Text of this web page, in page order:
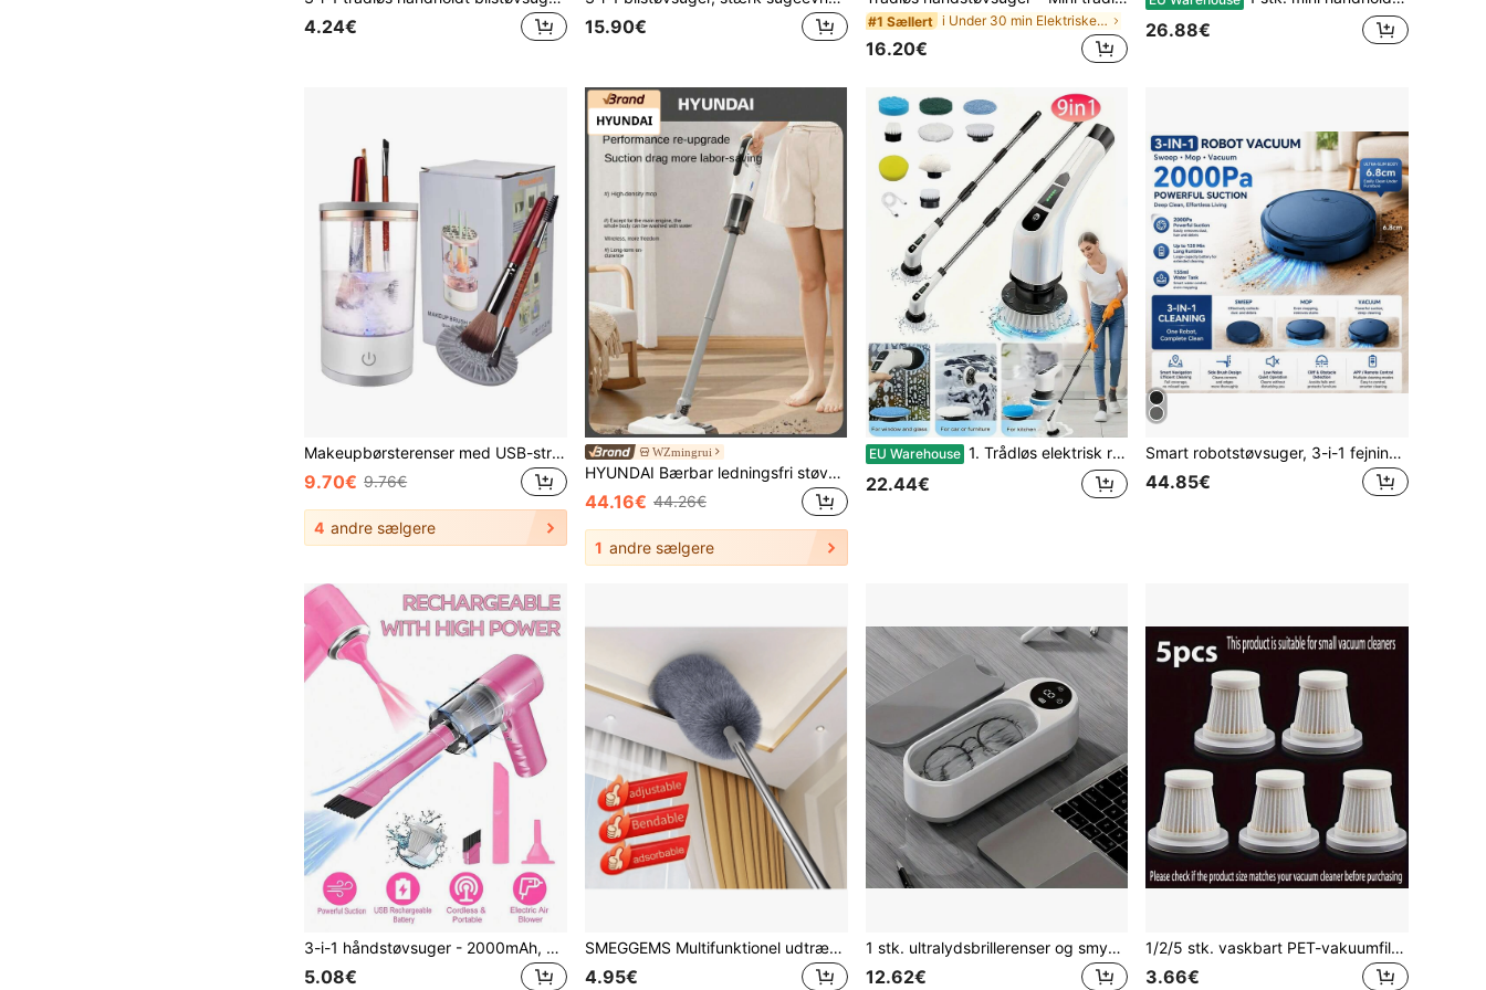
4.24€ 15.90€ #1 Sællert i Under 30 min Elektriske apparater til biler
16.20€
26.88€
Makeupbørsterenser med USB-strøm, gennemsigtig krop, kan tørre/opbevare, egnet til alle børstestørrelser, essentiel til kvinder
9.70€ 9.76€
4 andre sælgere
WZmingrui
HYUNDAI Bærbar ledningsfri støvsuger, letvægts med stærk sugeevne, tør og våd 2-i-1, støvsuger og mopper til hjemmet, bilen, kollegieværelset, kontoret, dyrehår og mere
44.16€ 44.26€
1 andre sælgere
EU Warehouse 1. Trådløs elektrisk roterende rengøringsbørste - USB-genopladelig, 7-9 udskiftelige børstehoveder, dobbelt hastighedsjustering, aftageligt teleskophåndtag, batteriniveauindikator, velegnet til rengøring af køkken/stue/badeværelse, litiumbatteridrevet, 7-i-1 og 9-i-1 rengøringsprodukter til husholdningen
22.44€
Smart robotstøvsuger, 3-i-1 fejning, støvsugning og gulvvask, APP-fjernbetjening, stor vandtank på 125 ml, anti-fald og forhindringsundvigelse, flere rengøringsplaner, 3 rengøringstilstande, automatisk gulvrengøringsmaskine til hjemmet
44.85€
3-i-1 håndstøvsuger - 2000mAh, hurtig opladning, kraftfuld våd/tør sugning til bil, hjem og kæledyr, USB-C opladning, vaskbart filter, støjsvag luftrenser og multifunktionsdysesæt, essentiel til bilpleje og tastaturrengøring
5.08€
SMEGGEMS Multifunktionel udtrækkelig støvkost med bøjeligt hoved, genanvendelig og vaskbar, velegnet til høje lofter, møbler og bilrengøring
4.95€
1 stk. ultralydsbrillerenser og smykkebedriver med højfrekvent vibration, 360° dybderengøring, ét-tryksstart, udstyret med 200 mAh lithium-batteri og USB-opladning, velegnet til daglige nødvendigheder som ure, briller og makeupbørster
12.62€
1/2/5 stk. vaskbart PET-vakuumfilter, kompatibelt med ledningsfri håndholdt bilstøvsuger, genanvendeligt opretstående og bærbart støvsugertilbehør, nemt DIY-udskiftningsfilterkit
3.66€